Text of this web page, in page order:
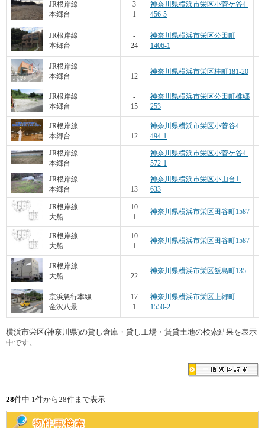
JR根岸線
本郷台
3
1
神奈川県横浜市栄区小菅ケ谷4-
456-5
JR根岸線
本郷台
-
24
神奈川県横浜市栄区公田町
1406-1
JR根岸線
本郷台
-
12
神奈川県横浜市栄区桂町181-20
JR根岸線
本郷台
-
15
神奈川県横浜市栄区公田町椎郷
253
JR根岸線
本郷台
-
12
神奈川県横浜市栄区小菅谷4-
494-1
JR根岸線
本郷台
-
-
神奈川県横浜市栄区小菅ケ谷4-
572-1
JR根岸線
本郷台
-
13
神奈川県横浜市栄区小山台1-
633
JR根岸線
大船
10
1
神奈川県横浜市栄区田谷町1587
JR根岸線
大船
10
1
神奈川県横浜市栄区田谷町1587
JR根岸線
大船
-
22
神奈川県横浜市栄区飯島町135
京浜急行本線
金沢八景
17
1
神奈川県横浜市栄区上郷町
1550-2
横浜市栄区(神奈川県)の貸し倉庫・貸し工場・賃貸土地の検索結果を表示
中です。
28件中 1件から28件まで表示